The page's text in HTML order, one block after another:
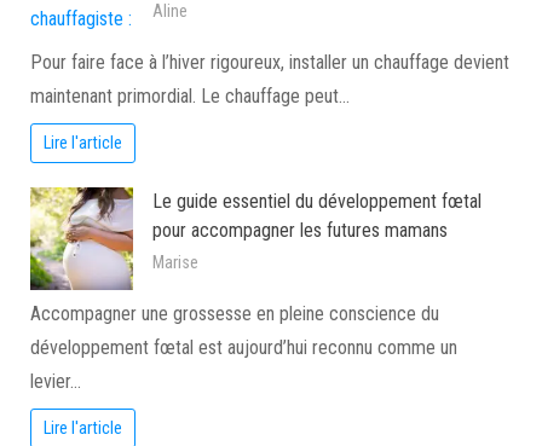
Aline
Pour faire face à l’hiver rigoureux, installer un chauffage devient
maintenant primordial. Le chauffage peut…
Lire l'article
Le guide essentiel du développement fœtal
pour accompagner les futures mamans
Marise
Accompagner une grossesse en pleine conscience du
développement fœtal est aujourd’hui reconnu comme un
levier…
Lire l'article